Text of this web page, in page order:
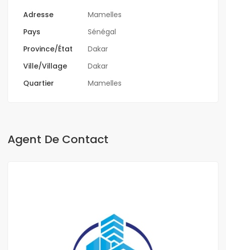
Adresse
Mamelles
Pays
Sénégal
Province/État
Dakar
Ville/Village
Dakar
Quartier
Mamelles
Agent De Contact